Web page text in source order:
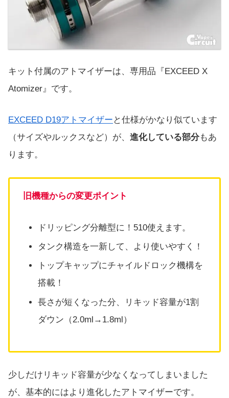
キット付属のアトマイザーは、専用品『EXCEED X
Atomizer』です。
EXCEED D19アトマイザー と仕様がかなり似ています
（サイズやルックスなど）が、 進化している部分もあ
ります。
旧機種からの変更ポイント
ドリッピング分離型に！510使えます。
タンク構造を一新して、より使いやすく！
トップキャップにチャイルドロック機構を
搭載！
長さが短くなった分、リキッド容量が1割
ダウン（2.0ml→1.8ml）
少しだけリキッド容量が少なくなってしまいました
が、基本的にはより進化したアトマイザーです。